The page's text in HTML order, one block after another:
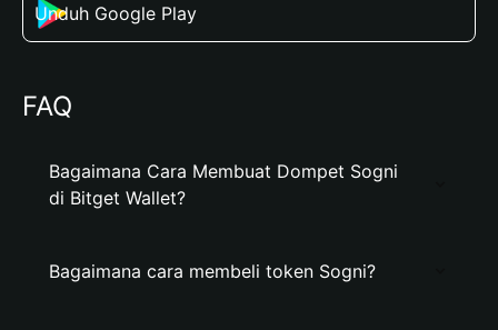
Unduh Google Play
FAQ
Bagaimana Cara Membuat Dompet Sogni
di Bitget Wallet?
Bagaimana cara membeli token Sogni?